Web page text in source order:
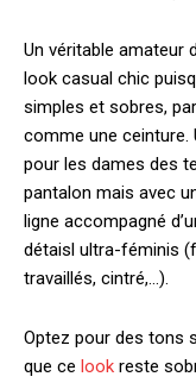
Un véritable amateur
look casual chic
simples et sobres,
comme une ceinture.
pour les dames des
pantalon mais avec
ligne accompagné
détaisl ultra-féminis
travaillés, cintré,…).
Optez pour des tons
que ce look reste